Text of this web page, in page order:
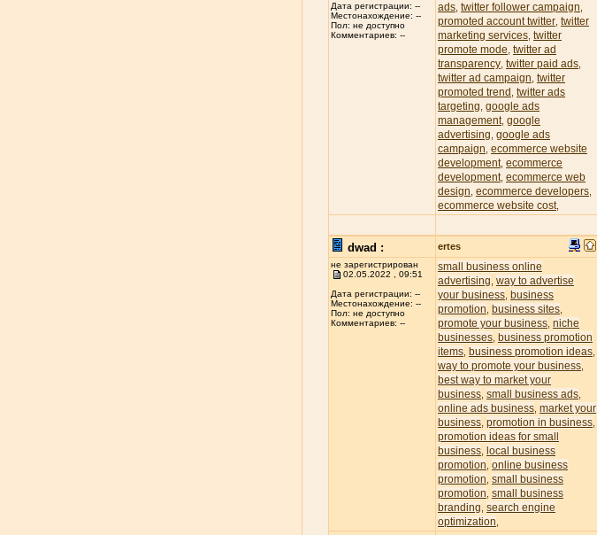
Дата регистрации: --
Местонахождение: --
Пол: не доступно
Комментариев: --
ads twitter follower campaign
promoted account twitter twitter
marketing services twitter
promote mode twitter ad
transparency twitter paid ads
twitter ad campaign twitter
promoted trend twitter ads
targeting google ads
management, google
advertising google ads
campaign ecommerce website
development, ecommerce
development, ecommerce web
design ecommerce developers
ecommerce website cost,
dwad : ertes
не зарегистрирован
02.05.2022 , 09:51
Дата регистрации: --
Местонахождение: --
Пол: не доступно
Комментариев: --
small business online
advertising way to advertise
your business business
promotion business sites
promote your business niche
businesses business promotion
items business promotion ideas
way to promote your business
best way to market your
business small business ads
online ads business market your
business promotion in business
promotion ideas for small
business
local business
promotion online business
promotion small business
promotion small business
branding search engine
optimization